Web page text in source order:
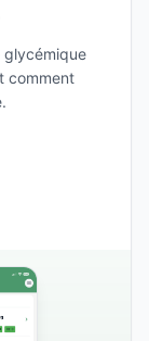
glycémique
comment